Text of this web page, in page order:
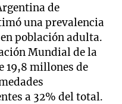
de
una prevalencia
población adulta.
Mundial de la
19,8 millones de
a 32% del total.